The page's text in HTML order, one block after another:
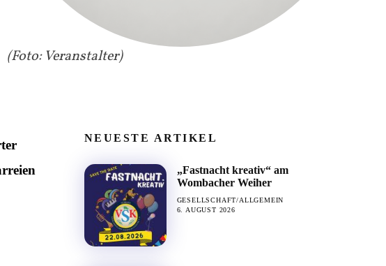
(Foto: Veranstalter)
NEUESTE ARTIKEL
„Fastnacht kreativ“ am
Wombacher Weiher
GESELLSCHAFT/ALLGEMEIN
6. AUGUST 2026